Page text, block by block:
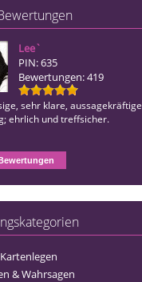
Lee`
PIN: 635
Bewertungen: 419
sehr klare, aussagekräftige
ehrlich und treffsicher.
& Wahrsagen